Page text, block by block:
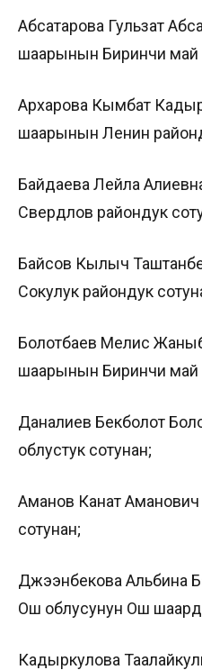
Абсатарова Гульзат
шаарынын Биринчи май
Архарова Кымбат
шаарынын Ленин
Байдаева Лейла
Свердлов райондук
Байсов Кылыч
Сокулук райондук
Болотбаев Мелис
шаарынын Биринчи май
Даналиев Бекболот
облустук сотунан;
Аманов Канат
сотунан;
Джээнбекова Альбина
Ош облусунун Ош
Кадыркулова